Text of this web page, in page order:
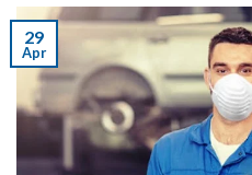
29
Apr